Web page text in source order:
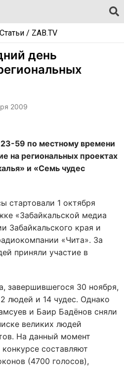
Статьи/ ZAB.TV
день
2009
59 по местному времени
на региональных проектах
и «Семь чудес
стартовали 1 октября
«Забайкальской медиа
Забайкальского края и
«Чита». За
приняли участие в
завершившегося 30 ноября,
людей и 14 чудес. Однако
и Баир Бадёнов сняли
великих людей
На данный момент
составляют
(4700 голосов),